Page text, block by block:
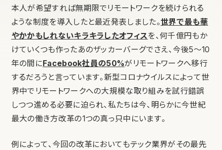
本人が希望すれば無期限でリモートワークを続けられる
ような制度を導入したと最近発表しました。世界で最も華
やかかもしれないキラキラしたオフィスを、何千億円もか
けていくつも作ったあのザッカーバーグでさえ、今後5〜10
年の間に Facebook社員の50%がリモートワークへ移行
するだろうと言っています。新型コロナウイルスによって世
界中でリモートワークへの大規模な取り組みを試行錯誤
しつつ進める必要に迫られ、私たちは今、明らかに今世紀
最大の働き方改革の1つの真っ只中にいます。
例によって、今回の改革においてもテック業界がその最先